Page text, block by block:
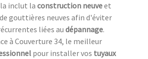
inclut la construction neuveet
gouttières neuves afin d'éviter
liées au dépannage.
à Couverture 34, le meilleur
pour installer vos tuyaux